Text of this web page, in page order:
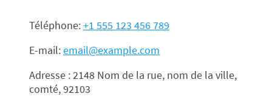
Téléphone:+1 555 123 456 789
E-mail:email@example.com
Adresse : 2148 Nom de la rue, nom de la ville,
comté, 92103